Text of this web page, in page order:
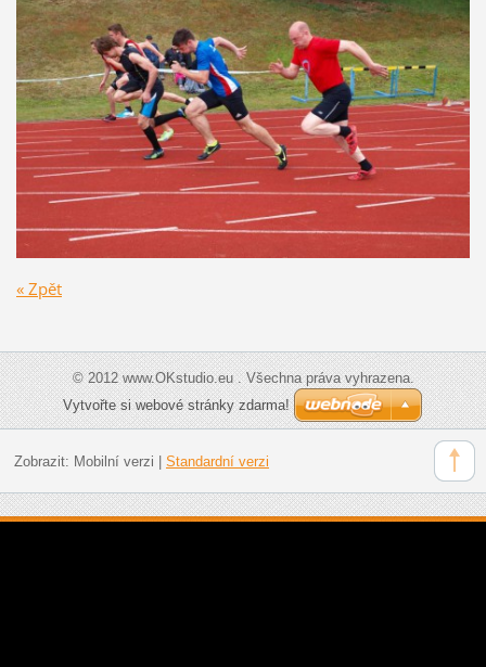
« Zpět
© 2012 www.OKstudio.eu . Všechna práva vyhrazena.
Vytvořte si webové stránky zdarma!
Zobrazit: Mobilní verzi Standardní verzi